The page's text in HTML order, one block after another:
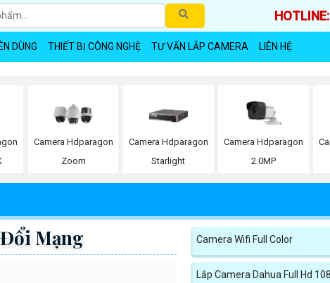
DÙNG THIẾT BỊ CÔNG NGHỆ TƯ VẤN LẮP CAMERA LIÊN HỆ
Camera Hdparagon
Zoom
Camera Hdparagon
Starlight
Camera Hdparagon
2.0MP
Mạng Camera Wifi Full Color
Lắp Camera Dahua Full Hd